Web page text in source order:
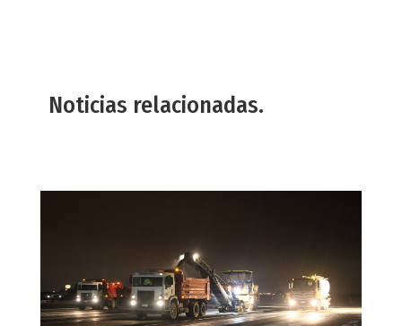
Noticias relacionadas.